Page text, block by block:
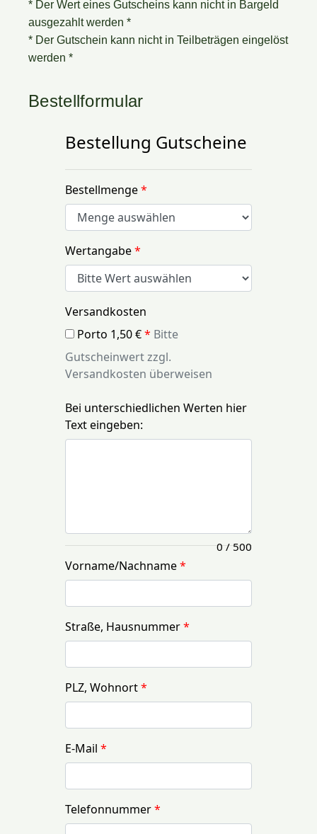
* Der Wert eines Gutscheins kann nicht in Bargeld
ausgezahlt werden *
* Der Gutschein kann nicht in Teilbeträgen eingelöst
werden *
Bestellformular